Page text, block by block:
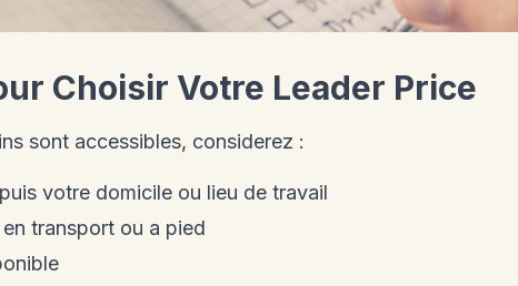
Choisir Votre Leader Price
sont accessibles, considerez :
votre domicile ou lieu de travail
en transport ou a pied